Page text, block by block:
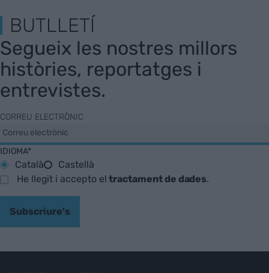
BUTLLETÍ
Segueix les nostres millors
històries, reportatges i
entrevistes.
CORREU ELECTRÒNIC
IDIOMA*
Català
Castellà
He llegit i accepto eltractament de dades.
Subscriure's